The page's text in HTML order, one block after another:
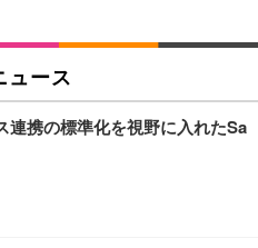
バックレスト 30度ロッキング機
スト ハンガー付き 高反発クッシ
性メッシュ ゲーミング/勉強/事
コンチェア (ブラック)
ェア デスクチェア 疲れない テレ
バックレスト 30度ロッキング機
サポート 90度跳ね上げ式アーム
スト ハンガー付き 高反発クッシ
）
E2724HS 27インチ 液晶モニタ
）VA 非光沢 HDMI/DisplayP
内蔵 高さ調整 スイベル VESA対
ジネス向け
トベーシック) 【Amazon.co.jp
アイリスオーヤマ ペットシーツ
ド 100枚入 (x 1) (ケース販売)
ュース
連携の標準化を視野に入れたSa